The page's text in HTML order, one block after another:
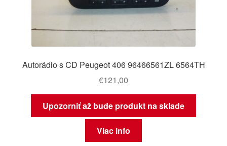
Autorádio s CD Peugeot 406 96466561ZL 6564TH
€121,00
Upozorniť až bude produkt na sklade
Viac info